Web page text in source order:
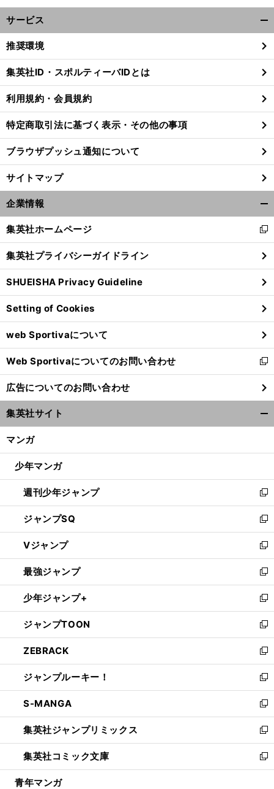
田裕毅
今季初のQ3進出で期待されるも
天国から地獄へ
2022年型アルファタウリはまだまだ理解不足
サービス
閉
る
推奨環境
集英社ID・スポルティーバIDとは
利用規約・会員規約
特定商取引法に基づく表示・その他の事項
ブラウザプッシュ通知について
サイトマップ
企業情報
閉
る
集英社ホームページ
新
し
い
ウ
ィ
ン
ド
ウ
で
開
く
集英社プライバシーガイドライン
SHUEISHA Privacy Guideline
Setting of Cookies
web Sportivaについて
Web Sportivaについてのお問い合わせ
新
し
い
ウ
ィ
ン
ウ
開
く
広告についてのお問い合わせ
集英社サイト
マンガ
少年マンガ
週刊少年ジャンプ
新
し
い
ウ
ィ
ン
ド
ウ
で
開
く
ジャンプSQ
新
し
い
ウ
ィ
ン
ド
ウ
で
開
く
Vジャンプ
新
し
い
ウ
ィ
ン
ド
ウ
で
開
く
最強ジャンプ
新
し
い
ウ
ィ
ン
ド
ウ
で
開
く
少年ジャンプ+
新
し
い
ウ
ィ
ン
ド
ウ
で
開
く
ジャンプTOON
新
し
い
ウ
ィ
ン
ド
ウ
で
開
く
ZEBRACK
新
し
い
ウ
ィ
ン
ド
ウ
で
開
ジャンプルーキー！
新
し
い
ウ
ィ
ン
ド
ウ
S-MANGA
新
し
い
ウ
ィ
ン
集英社ジャンプリミックス
新
し
い
ウ
集英社コミック文庫
新
し
青年マンガ